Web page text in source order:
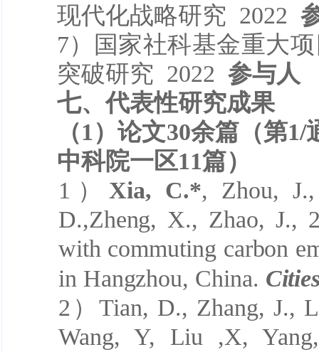
现代化战略研究 2022
7）国家社科基金重大
突破研究 2022 参与人
七、代表性研究成果
（1）论文30余篇（第1/
中科院一区11篇）
1） Xia, C.*, Zhou,
D.,Zheng, X., Zhao, J.,
with commuting carbon
in Hangzhou, China.
2 ）Tian, D., Zhang, J.,
Wang, Y, Liu ,X,